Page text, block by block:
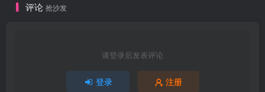
评论 抢沙发
请登录后发表评论
登录 注册